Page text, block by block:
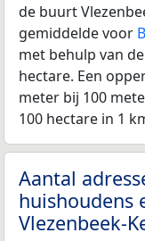
de buurt
gemiddelde voor
met behulp van
hectare. Een
meter bij 100
100 hectare in 1
Aantal
huishoudens
Vlezenbeek-